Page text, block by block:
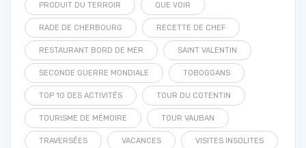
PRODUIT DU TERROIR QUE VOIR
RADE DE CHERBOURG RECETTE DE CHEF
RESTAURANT BORD DE MER SAINT VALENTIN
SECONDE GUERRE MONDIALE TOBOGGANS
TOP 10 DES ACTIVITÉS TOUR DU COTENTIN
TOURISME DE MÉMOIRE TOUR VAUBAN
TRAVERSÉES VACANCES VISITES INSOLITES